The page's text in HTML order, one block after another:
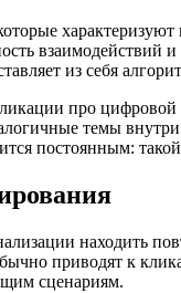
из себя
про
темы
постоянным:
находить
приводят к
сценариям.